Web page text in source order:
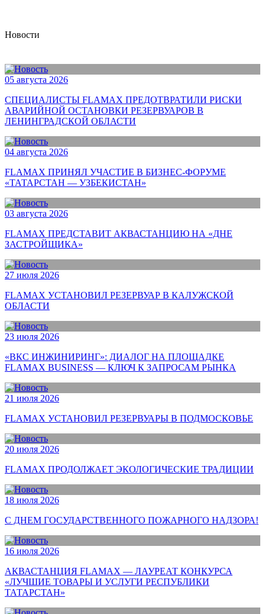
Новости
05 августа 2026
СПЕЦИАЛИСТЫ FLAMAX ПРЕДОТВРАТИЛИ РИСКИ
АВАРИЙНОЙ ОСТАНОВКИ РЕЗЕРВУАРОВ В
ЛЕНИНГРАДСКОЙ ОБЛАСТИ
04 августа 2026
FLAMAX ПРИНЯЛ УЧАСТИЕ В БИЗНЕС-ФОРУМЕ
«ТАТАРСТАН — УЗБЕКИСТАН»
03 августа 2026
FLAMAX ПРЕДСТАВИТ АКВАСТАНЦИЮ НА «ДНЕ
ЗАСТРОЙЩИКА»
27 июля 2026
FLAMAX УСТАНОВИЛ РЕЗЕРВУАР В КАЛУЖСКОЙ
ОБЛАСТИ
23 июля 2026
«ВКС ИНЖИНИРИНГ»: ДИАЛОГ НА ПЛОЩАДКЕ
FLAMAX BUSINESS — КЛЮЧ К ЗАПРОСАМ РЫНКА
21 июля 2026
FLAMAX УСТАНОВИЛ РЕЗЕРВУАРЫ В ПОДМОСКОВЬЕ
20 июля 2026
FLAMAX ПРОДОЛЖАЕТ ЭКОЛОГИЧЕСКИЕ ТРАДИЦИИ
18 июля 2026
С ДНЕМ ГОСУДАРСТВЕННОГО ПОЖАРНОГО НАДЗОРА!
16 июля 2026
АКВАСТАНЦИЯ FLAMAX — ЛАУРЕАТ КОНКУРСА
«ЛУЧШИЕ ТОВАРЫ И УСЛУГИ РЕСПУБЛИКИ
ТАТАРСТАН»